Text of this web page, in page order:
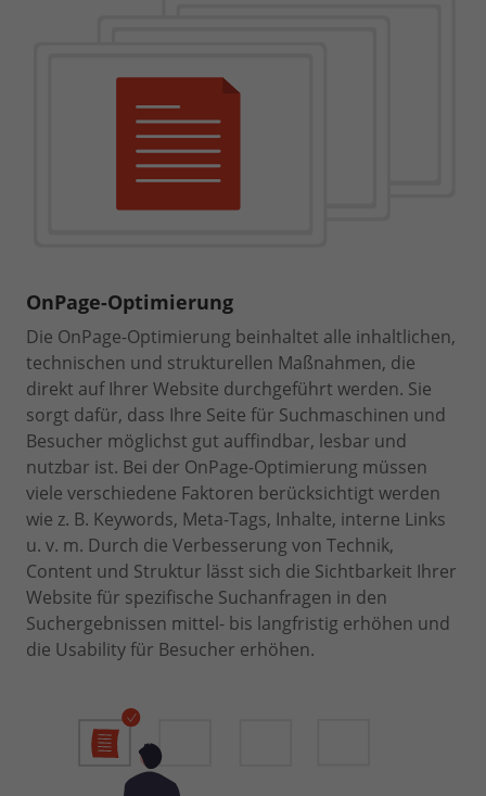
OnPage-Optimierung
Die OnPage-Optimierung beinhaltet alle inhaltlichen,
technischen und strukturellen Maßnahmen, die
direkt auf Ihrer Website durchgeführt werden. Sie
sorgt dafür, dass Ihre Seite für Suchmaschinen und
Besucher möglichst gut auffindbar, lesbar und
nutzbar ist. Bei der OnPage-Optimierung müssen
viele verschiedene Faktoren berücksichtigt werden
wie z. B. Keywords, Meta-Tags, Inhalte, interne Links
u. v. m. Durch die Verbesserung von Technik,
Content und Struktur lässt sich die Sichtbarkeit Ihrer
Website für spezifische Suchanfragen in den
Suchergebnissen mittel- bis langfristig erhöhen und
die Usability für Besucher erhöhen.